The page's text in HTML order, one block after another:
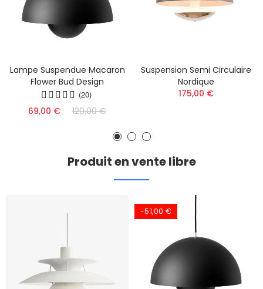
Lampe Suspendue Macaron
Flower Bud Design
(20)
69,00 € 120,00 €
Suspension Semi Circulaire
Nordique
175,00 €
Produit en vente libre
-51,00 €